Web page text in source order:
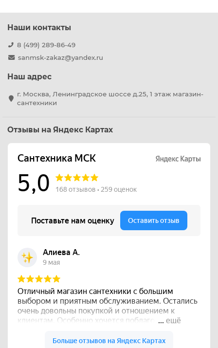
Наши контакты
8 (499) 289-86-49
sanmsk-zakaz@yandex.ru
Наш адрес
г. Москва, Ленинградское шоссе д.25, 1 этаж магазин-
сантехники
Отзывы на Яндекс Картах